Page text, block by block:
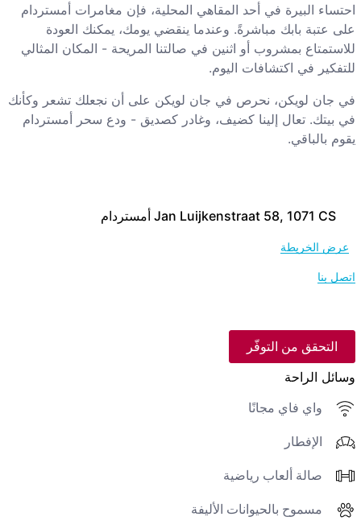
Jan Luijkenstraat 58, 1071 CS أمستردام
عرض الخريطة
اتصل بنا
التحقق من التوفّر
وسائل الراحة
واي فاي مجانًا
الإفطار
صالة ألعاب رياضية
مسموح بالحيوانات الأليفة
احتساء البيرة في أحد المقاهي المحلية، فإن مغامرات أمستردام
على عتبة بابك مباشرةً. وعندما ينقضي يومك، يمكنك العودة
للاستمتاع بمشروب أو اثنين في صالتنا المريحة - المكان المثالي
للتفكير في اكتشافات اليوم.
في جان لويكن، نحرص في جان لويكن على أن نجعلك تشعر وكأنك
في بيتك. تعال إلينا كضيف، وغادر كصديق - ودع سحر أمستردام
يقوم بالباقي.